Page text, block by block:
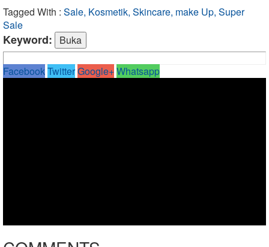
Tagged With : Sale, Kosmetik, Skincare, make Up, Super
Sale
Keyword:
FacebookTwitterGoogle+Whatsapp